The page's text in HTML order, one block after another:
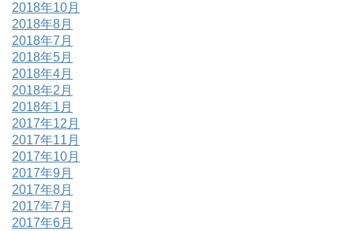
2018年10月
2018年8月
2018年7月
2018年5月
2018年4月
2018年2月
2018年1月
2017年12月
2017年11月
2017年10月
2017年9月
2017年8月
2017年7月
2017年6月